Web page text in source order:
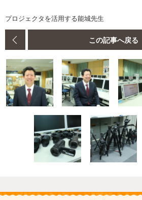
プロジェクタを活用する能城先生
この記事へ戻る